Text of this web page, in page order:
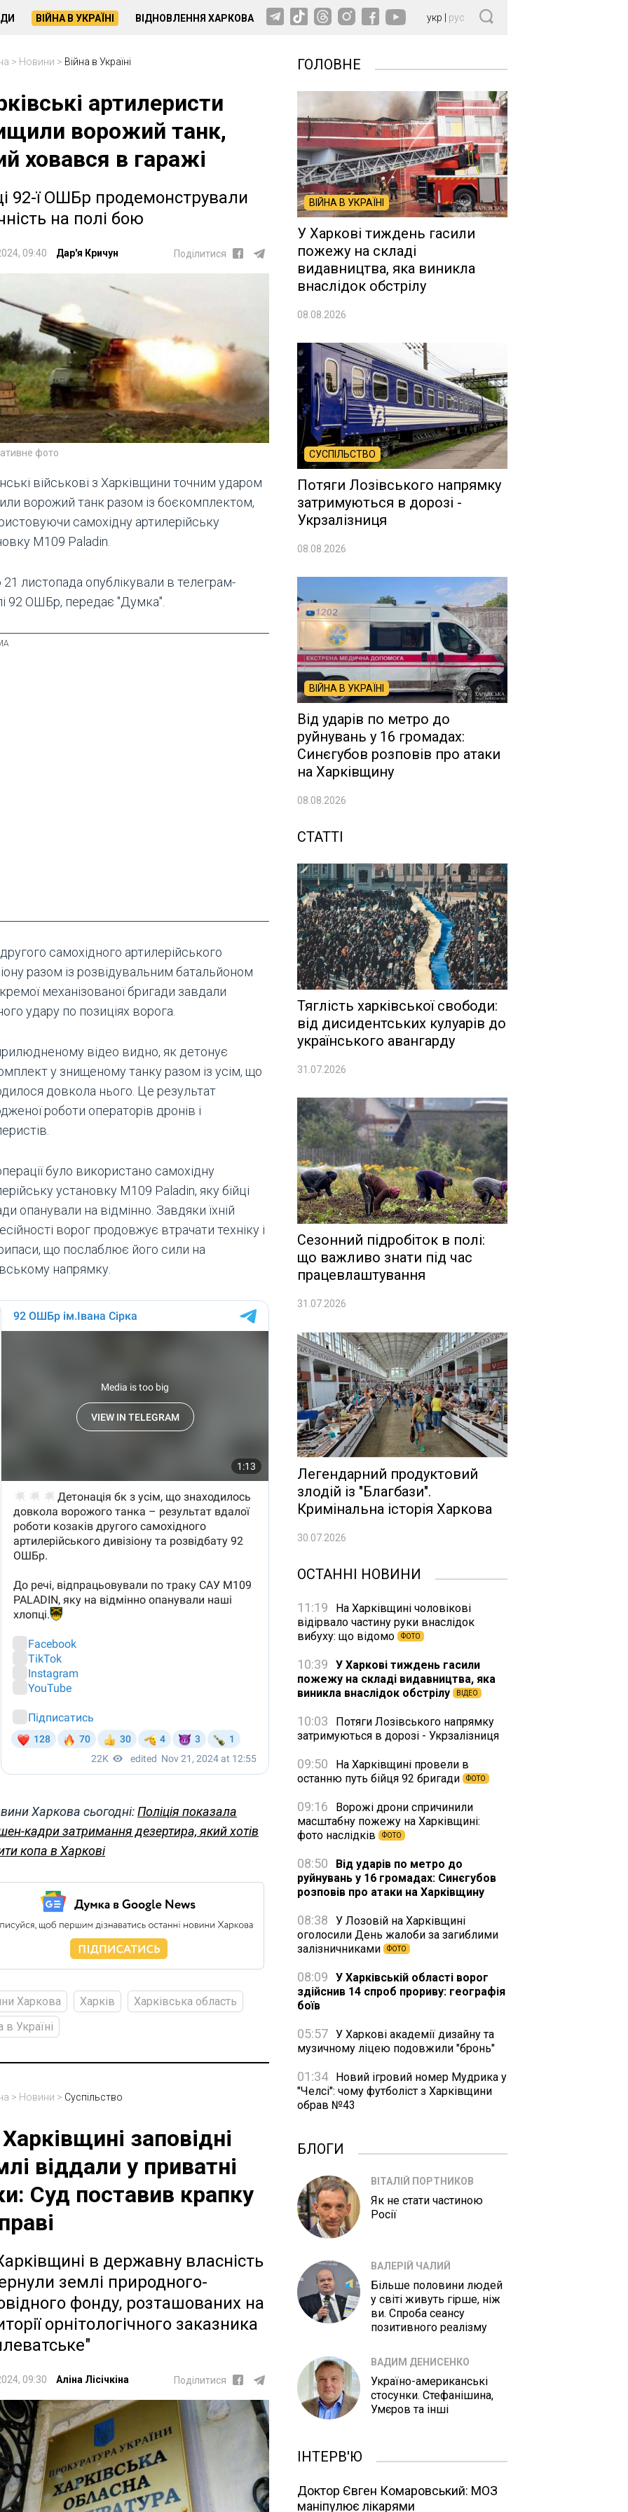
ВІЙНА В УКРАЇНІ ВІДНОВЛЕННЯ ХАРКОВА укр рус
> Новини > Війна в Україні
артилеристи
ворожий танк,
ховався в гаражі
92-ї ОШБр продемонстрували
на полі бою
09:40 Дар'я Кричун Поділитися
фото
військові з Харківщини точним ударом
ворожий танк разом із боєкомплектом,
самохідну артилерійську
М109 Paladin.
21 листопада опублікували в телеграм-
92 ОШБр, передає "Думка".
другого самохідного артилерійського
разом із розвідувальним батальйоном
механізованої бригади завдали
удару по позиціях ворога.
відео видно, як детонує
у знищеному танку разом із усім, що
довкола нього. Це результат
роботи операторів дронів і
було використано самохідну
установку М109 Paladin, яку бійці
опанували на відмінно. Завдяки їхній
ворог продовжує втрачати техніку і
що послаблює його сили на
напрямку.
Харкова сьогодні:Поліція показала
кадри затримання дезертира, який хотів
копа в Харкові
Харкова Харків
Харківська область
в Україні
> Новини > Суспільство
заповідні
віддали у приватні
Суд поставив крапку
в державну власність
землі природного-
фонду, розташованих на
орнітологічного заказника
09:30 Аліна Лісічкіна Поділитися
ГОЛОВНЕ
ВІЙНА В УКРАЇНІ
У Харкові тиждень гасили
пожежу на складі
видавництва, яка виникла
внаслідок обстрілу
08.08.2026
СУСПІЛЬСТВО
Потяги Лозівського напрямку
затримуються в дорозі -
Укрзалізниця
08.08.2026
ВІЙНА В УКРАЇНІ
Від ударів по метро до
руйнувань у 16 громадах:
Синєгубов розповів про атаки
на Харківщину
08.08.2026
СТАТТІ
Тяглість харківської свободи:
від дисидентських кулуарів до
українського авангарду
31.07.2026
Сезонний підробіток в полі:
що важливо знати під час
працевлаштування
31.07.2026
Легендарний продуктовий
злодій із "Благбази".
Кримінальна історія Харкова
30.07.2026
ОСТАННІ НОВИНИ
11:19
На Харківщині чоловікові
відірвало частину руки внаслідок
вибуху: що відомо
ФОТО
10:39
У Харкові тиждень гасили
пожежу на складі видавництва, яка
виникла внаслідок обстрілу
ВІДЕО
10:03
Потяги Лозівського напрямку
затримуються в дорозі - Укрзалізниця
09:50
На Харківщині провели в
останню путь бійця 92 бригади
ФОТО
09:16
Ворожі дрони спричинили
масштабну пожежу на Харківщині:
фото наслідків
ФОТО
08:50
Від ударів по метро до
руйнувань у 16 громадах: Синєгубов
розповів про атаки на Харківщину
08:38
У Лозовій на Харківщині
оголосили День жалоби за загиблими
залізничниками
ФОТО
08:09
У Харківській області ворог
здійснив 14 спроб прориву: географія
боїв
05:57 У Харкові академії дизайну та
музичному ліцею подовжили "бронь"
01:34
Новий ігровий номер Мудрика у
"Челсі": чому футболіст з Харківщини
обрав №43
БЛОГИ
ВІТАЛІЙ ПОРТНИКОВ
Як не стати частиною
Росії
ВАЛЕРІЙ ЧАЛИЙ
Більше половини людей
у світі живуть гірше, ніж
ви. Спроба сеансу
позитивного реалізму
ВАДИМ ДЕНИСЕНКО
Україно-американські
стосунки. Стефанішина,
Умєров та інші
ІНТЕРВ'Ю
Доктор Євген Комаровський: МОЗ
маніпулює лікарями